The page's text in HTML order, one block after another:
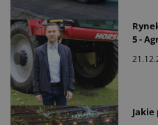
5 -
Jakie